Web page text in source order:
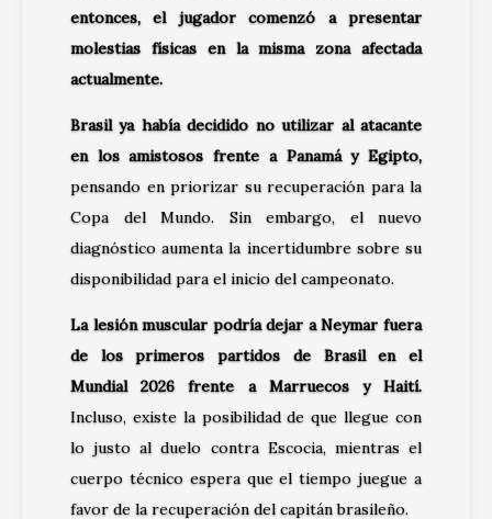
entonces, el jugador comenzó a presentar
molestias físicas en la misma zona afectada
actualmente.
Brasil ya había decidido no utilizar al atacante
en los amistosos frente a Panamá y Egipto,
pensando en priorizar su recuperación para la
Copa del Mundo. Sin embargo, el nuevo
diagnóstico aumenta la incertidumbre sobre su
disponibilidad para el inicio del campeonato.
La lesión muscular podría dejar a Neymar fuera
de los primeros partidos de Brasil en el
Mundial 2026 frente a Marruecos y Haití.
Incluso, existe la posibilidad de que llegue con
lo justo al duelo contra Escocia, mientras el
cuerpo técnico espera que el tiempo juegue a
favor de la recuperación del capitán brasileño.